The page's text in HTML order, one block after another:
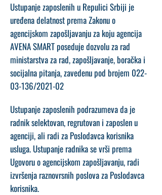
Ustupanje zaposlenih u Repulici Srbiji je
uređena delatnost prema Zakonu o
agencijskom zapošljavanju za koju agencija
AVENA SMART poseduje dozvolu za rad
ministarstva za rad, zapošljavanje, boračka i
socijalna pitanja, zavedenu pod brojem 022-
03-136/2021-02
Ustupanje zaposlenih podrazumeva da je
radnik selektovan, regrutovan i zaposlen u
agenciji, ali radi za Poslodavca korisnika
usluga. Ustupanje radnika se vrši prema
Ugovoru o agencijskom zapošljavanju, radi
izvršenja raznovrsnih poslova za Poslodavca
korisnika.